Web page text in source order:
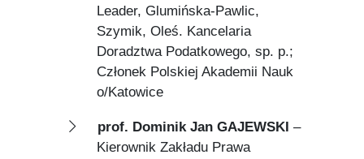
Leader, Glumińska-Pawlic,
Szymik, Oleś. Kancelaria
Doradztwa Podatkowego, sp. p.;
Członek Polskiej Akademii Nauk
o/Katowice
prof. Dominik Jan GAJEWSKI –
Kierownik Zakładu Prawa